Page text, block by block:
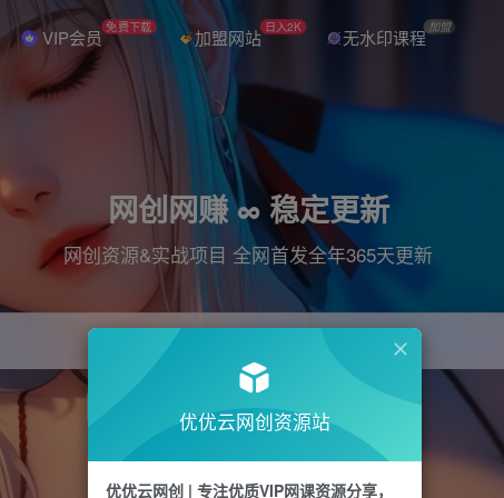
VIP会员 免费下载 加盟网站 日入2K 无水印课程 加盟
网创网赚 ∞ 稳定更新
网创资源&实战项目 全网首发全年365天更新
引流 直播 电商 剪辑
优优云网创资源站
优优云网创 | 专注优质VIP网课资源分享，